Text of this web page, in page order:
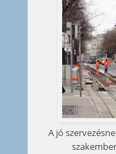
A jó